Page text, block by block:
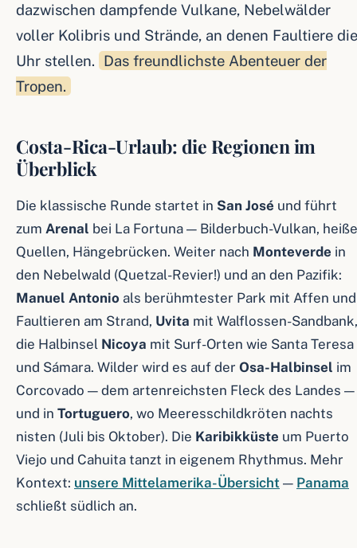
dazwischen dampfende Vulkane, Nebelwälder
voller Kolibris und Strände, an denen Faultiere die
Uhr stellen. Das freundlichste Abenteuer der
Tropen.
Costa-Rica-Urlaub: die Regionen im
Überblick
Die klassische Runde startet in San José und führt
zum Arenal bei La Fortuna — Bilderbuch-Vulkan, heiße
Quellen, Hängebrücken. Weiter nach Monteverde in
den Nebelwald (Quetzal-Revier!) und an den Pazifik:
Manuel Antonio als berühmtester Park mit Affen und
Faultieren am Strand, Uvita mit Walflossen-Sandbank,
die Halbinsel Nicoya mit Surf-Orten wie Santa Teresa
und Sámara. Wilder wird es auf der Osa-Halbinsel im
Corcovado — dem artenreichsten Fleck des Landes —
und in Tortuguero, wo Meeresschildkröten nachts
nisten (Juli bis Oktober). Die Karibikküste um Puerto
Viejo und Cahuita tanzt in eigenem Rhythmus. Mehr
Kontext: unsere Mittelamerika-Übersicht — Panama
schließt südlich an.